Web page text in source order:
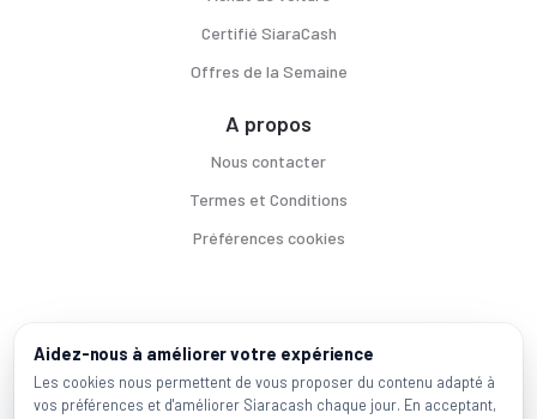
Certifié SiaraCash
Offres de la Semaine
A propos
Nous contacter
Termes et Conditions
Préférences cookies
Voitures par ville
Casablanca | | Mohammadia |Salé | |
Marques populaires
Aidez-nous à améliorer votre expérience
Les cookies nous permettent de vous proposer du contenu adapté à
vos préférences et d'améliorer Siaracash chaque jour. En acceptant,